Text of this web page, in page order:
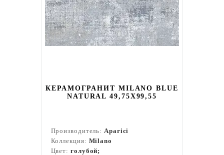
КЕРАМОГРАНИТ MILANO BLUE
NATURAL 49,75X99,55
Производитель:Aparici
Коллекция: Milano
Цвет: голубой;